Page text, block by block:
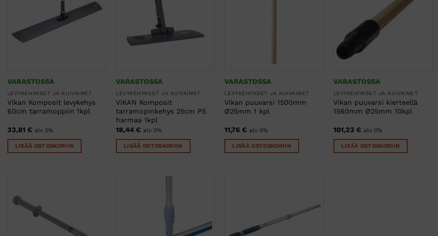
VARASTOSSA
LEVYKEHYKSET JA KUIVAIMET
Vikan Komposit levykehys
60cm tarramoppiin 1kpl
33,81 € alv 0%
LISÄÄ OSTOSKORIIN
VARASTOSSA
LEVYKEHYKSET JA KUIVAIMET
VIKAN Komposit
tarramopinkehys 25cm PS
harmaa 1kpl
18,44€ alv 0%
LISÄÄ OSTOSKORIIN
VARASTOSSA
LEVYKEHYKSET JA KUIVAIMET
Vikan puuvarsi 1500mm
Ø25mm 1 kpl
11,76€ alv 0%
LISÄÄ OSTOSKORIIN
VARASTOSSA
LEVYKEHYKSET JA KUIVAIMET
Vikan puuvarsi kierteellä
1560mm Ø25mm 10kpl
101,23 € alv 0%
LISÄÄ OSTOSKORIIN